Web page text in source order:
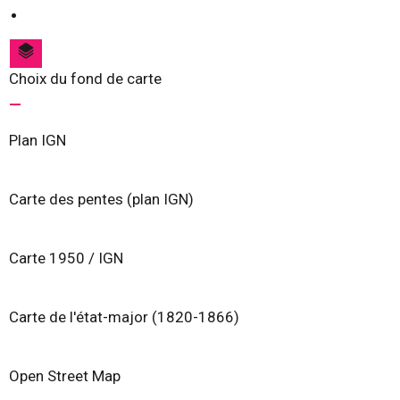
Choix du fond de carte
Plan IGN
Carte des pentes (plan IGN)
Carte 1950 / IGN
Carte de l'état-major (1820-1866)
Open Street Map